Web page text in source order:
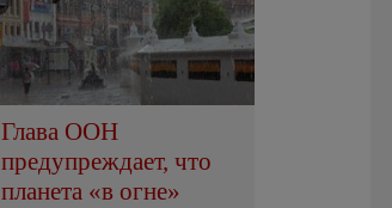
Глава ООН
предупреждает, что
планета «в огне»